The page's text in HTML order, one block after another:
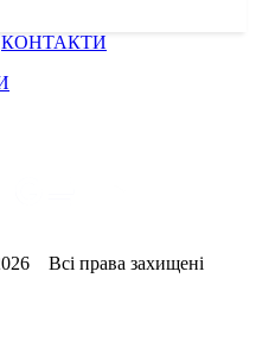
КОНТАКТИ
Всі права захищені